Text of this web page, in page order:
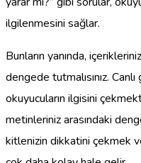
ilgilenmesini sağlar.
Bunların yanında,
dengede tutmalısınız.
okuyucuların ilgisini
metinleriniz arasındaki
kitlenizin dikkatini çekmek